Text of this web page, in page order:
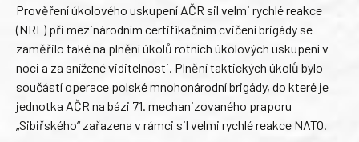
Prověření úkolového uskupení AČR sil velmi rychlé reakce
(NRF) při mezinárodním certifikačním cvičení brigády se
zaměřilo také na plnění úkolů rotních úkolových uskupení v
noci a za snížené viditelnosti. Plnění taktických úkolů bylo
součástí operace polské mnohonárodní brigády, do které je
jednotka AČR na bázi 71. mechanizovaného praporu
„Sibiřského“ zařazena v rámci sil velmi rychlé reakce NATO.